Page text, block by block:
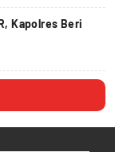
Kapolres Beri